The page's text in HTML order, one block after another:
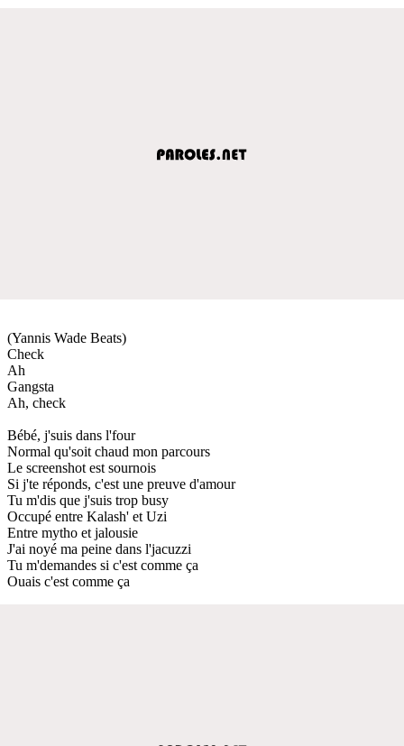
(Yannis Wade Beats)
Check
Ah
Gangsta
Ah, check
Bébé, j'suis dans l'four
Normal qu'soit chaud mon parcours
Le screenshot est sournois
Si j'te réponds, c'est une preuve d'amour
Tu m'dis que j'suis trop busy
Occupé entre Kalash' et Uzi
Entre mytho et jalousie
J'ai noyé ma peine dans l'jacuzzi
Tu m'demandes si c'est comme ça
Ouais c'est comme ça